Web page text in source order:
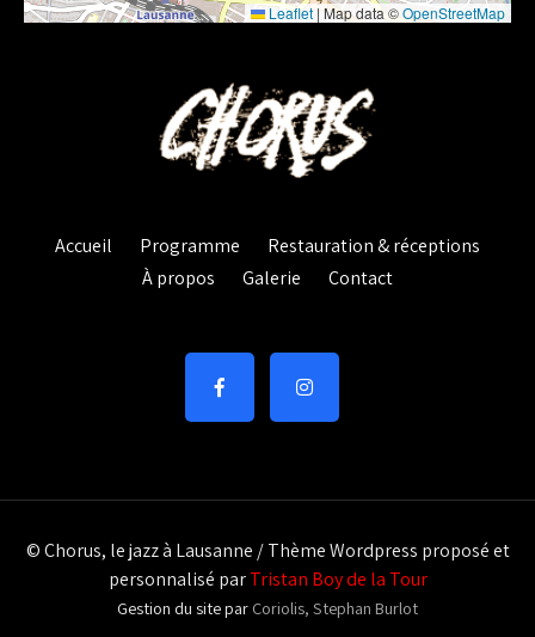
Leaflet | Map data ©OpenStreetMap
Accueil Programme
Restauration & réceptions
À propos
Galerie Contact
© Chorus, le jazz à Lausanne / Thème Wordpress proposé et
personnalisé parTristan Boy de la Tour
Gestion du site par Coriolis, Stephan Burlot